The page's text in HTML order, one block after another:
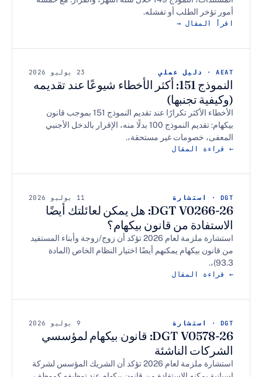
الطلب أو تفشله.
النموذج 151: أكثر الأخطاء شيوعًا عند تقديمه
تجنبها)
الأخطاء الأكثر تكرارًا عند تقديم النموذج 151 بموجب قانون
بيكهام: تقديم النموذج 100 بدلًا منه، الإقرار بالدخل الأجنبي
خصومات غير مستحقة،.
المقال
DGT V0266-26: هل يمكن لعائلتك أيضًا
من قانون بيكهام؟
استشارة ملزمة لعام 2026 تؤكد أن زوج/زوجة وأبناء المستفيد
يمكنهم أيضًا اختيار النظام الخاص (المادة
المقال
DGT V0578-26: قانون بيكهام لمؤسسي
الناشئة
استشارة ملزمة لعام 2026 تؤكد أن الشريك المؤسس لشركة